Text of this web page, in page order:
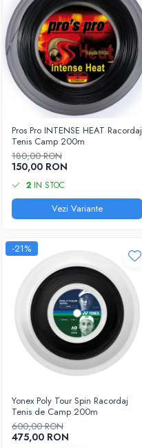
Pros Pro INTENSE HEAT Racordaj
Tenis Camp 200m
180,00 RON
150,00 RON
2 IN STOC
Vezi Variante
-21%
Yonex Poly Tour Spin Racordaj
Tenis de Camp 200m
600,00 RON
475,00 RON